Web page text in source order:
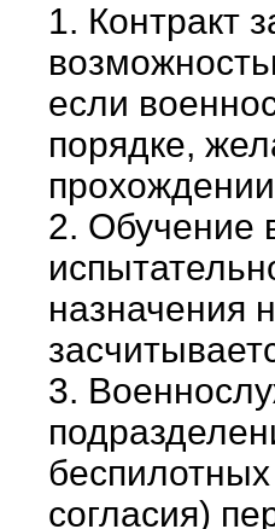
1. Контракт
если
порядке,
2. Обучение
назначения
3.
согласия)